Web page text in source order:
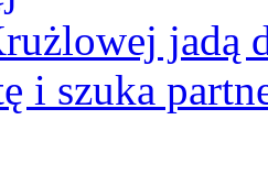
jadą
i szuka